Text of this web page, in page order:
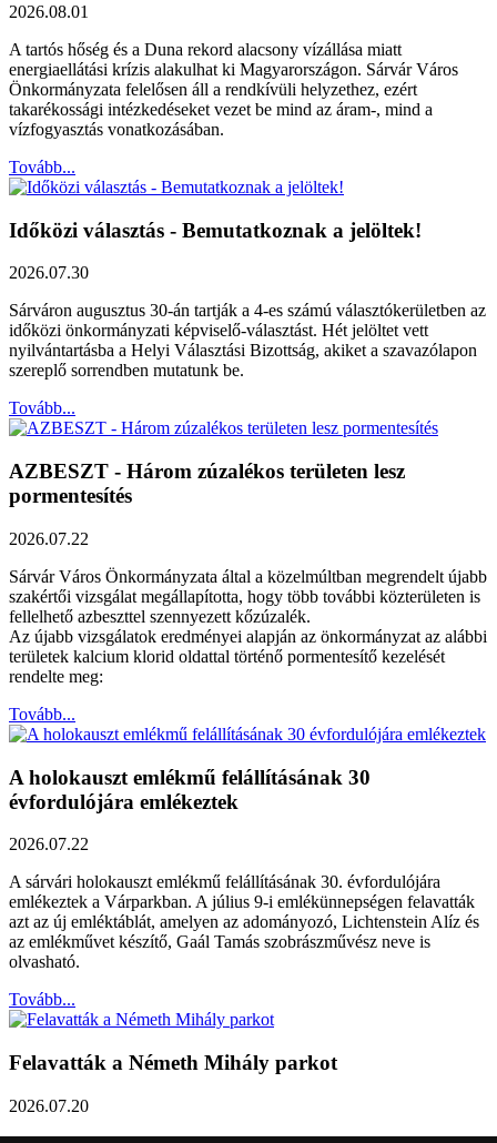
2026.08.01
A tartós hőség és a Duna rekord alacsony vízállása miatt
energiaellátási krízis alakulhat ki Magyarországon. Sárvár Város
Önkormányzata felelősen áll a rendkívüli helyzethez, ezért
takarékossági intézkedéseket vezet be mind az áram-, mind a
vízfogyasztás vonatkozásában.
Tovább...
Időközi választás - Bemutatkoznak a jelöltek!
2026.07.30
Sárváron augusztus 30-án tartják a 4-es számú választókerületben az
időközi önkormányzati képviselő-választást. Hét jelöltet vett
nyilvántartásba a Helyi Választási Bizottság, akiket a szavazólapon
szereplő sorrendben mutatunk be.
Tovább...
AZBESZT - Három zúzalékos területen lesz
pormentesítés
2026.07.22
Sárvár Város Önkormányzata által a közelmúltban megrendelt újabb
szakértői vizsgálat megállapította, hogy több további közterületen is
fellelhető azbeszttel szennyezett kőzúzalék.
Az újabb vizsgálatok eredményei alapján az önkormányzat az alábbi
területek kalcium klorid oldattal történő pormentesítő kezelését
rendelte meg:
Tovább...
A holokauszt emlékmű felállításának 30
évfordulójára emlékeztek
2026.07.22
A sárvári holokauszt emlékmű felállításának 30. évfordulójára
emlékeztek a Várparkban. A július 9-i emlékünnepségen felavatták
azt az új emléktáblát, amelyen az adományozó, Lichtenstein Alíz és
az emlékművet készítő, Gaál Tamás szobrászművész neve is
olvasható.
Tovább...
Felavatták a Németh Mihály parkot
2026.07.20